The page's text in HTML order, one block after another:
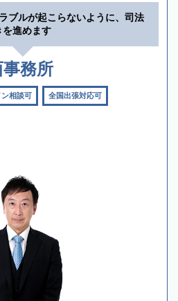
ブルが起こらないように、司法
を進めます
務所
ン相談可 全国出張対応可